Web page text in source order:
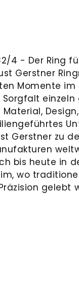
4 - Der Ring
Gerstner
Momente im
Sorgfalt
Gerstner zu
bis heute in
wo
gelebt